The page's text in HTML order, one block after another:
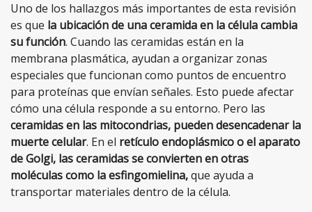
Uno de los hallazgos más importantes de esta revisión
es que la ubicación de una ceramida en la célula cambia
su función. Cuando las ceramidas están en la
membrana plasmática, ayudan a organizar zonas
especiales que funcionan como puntos de encuentro
para proteínas que envían señales. Esto puede afectar
cómo una célula responde a su entorno. Pero las
ceramidas en las mitocondrias, pueden desencadenar la
muerte celular. En el retículo endoplásmico o el aparato
de Golgi, las ceramidas se convierten en otras
moléculas como la esfingomielina,que ayuda a
transportar materiales dentro de la célula.